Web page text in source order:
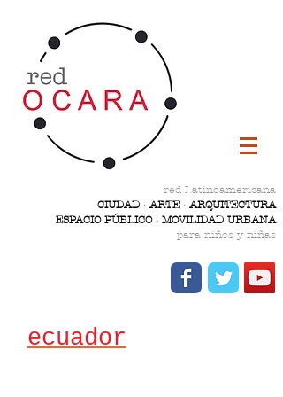
red Latinoamericana
CIUDAD · ARTE · ARQUITECTURA
ESPACIO PÚBLICO · MOVILIDAD URBANA
para niños y niñas
ecuador